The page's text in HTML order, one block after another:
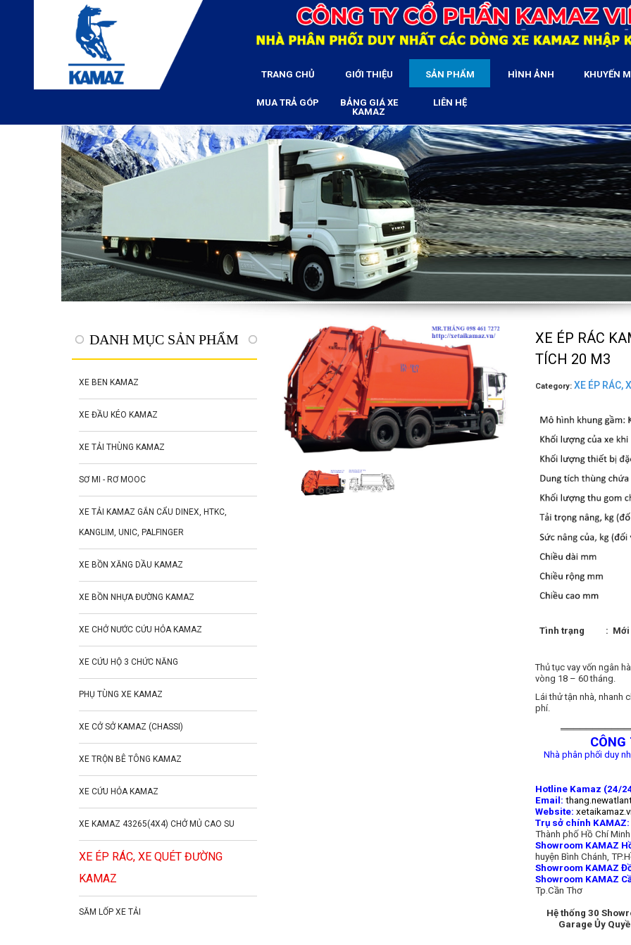
TRANG CHỦ GIỚI THIỆU SẢN PHẨM HÌNH ẢNH KHUYẾN
MUA TRẢ GÓP
BẢNG GIÁ XE
KAMAZ
LIÊN HỆ
DANH MỤC SẢN PHẨM
XE BEN KAMAZ
XE ĐẦU KÉO KAMAZ
XE TẢI THÙNG KAMAZ
SƠ MI - RƠ MOOC
XE TẢI KAMAZ GẮN CẨU DINEX, HTKC,
KANGLIM, UNIC, PALFINGER
XE BỒN XĂNG DẦU KAMAZ
XE BỒN NHỰA ĐƯỜNG KAMAZ
XE CHỞ NƯỚC CỨU HỎA KAMAZ
XE CỨU HỘ 3 CHỨC NĂNG
PHỤ TÙNG XE KAMAZ
XE CỞ SỞ KAMAZ (CHASSI)
XE TRỘN BÊ TÔNG KAMAZ
XE CỨU HỎA KAMAZ
XE KAMAZ 43265(4X4) CHỞ MỦ CAO SU
XE ÉP RÁC, XE QUÉT ĐƯỜNG
KAMAZ
SĂM LỐP XE TẢI
XE ÉP RÁC
TÍCH 20 M3
Category:XE ÉP RÁC,
Tình trạng : Mới
Thủ tục vay vốn ngân
vòng 18 – 60 tháng.
Lái thử tận nhà, nhanh
phí.
Nhà phân phối duy
Hotline Kamaz (24/
Email:
Website:
Trụ sở chính KAMAZ:
Thành phố Hồ Chí Minh
Showroom KAMAZ
huyện Bình Chánh,
Showroom KAMAZ
Showroom KAMAZ
Tp.Cần Thơ
Hệ thống 30
Garage Ủy